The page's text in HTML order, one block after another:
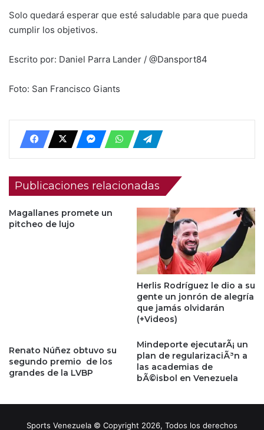
Solo quedará esperar que esté saludable para que pueda
cumplir los objetivos.
Escrito por: Daniel Parra Lander / @Dansport84
Foto: San Francisco Giants
Publicaciones relacionadas
Magallanes promete un
pitcheo de lujo
Herlis Rodríguez le dio a su
gente un jonrón de alegría
que jamás olvidarán
(+Videos)
Renato Núñez obtuvo su
segundo premio de los
grandes de la LVBP
Mindeporte ejecutarÃ¡ un
plan de regularizaciÃ³n a
las academias de
bÃ©isbol en Venezuela
Sports Venezuela © Copyright 2026, Todos los derechos